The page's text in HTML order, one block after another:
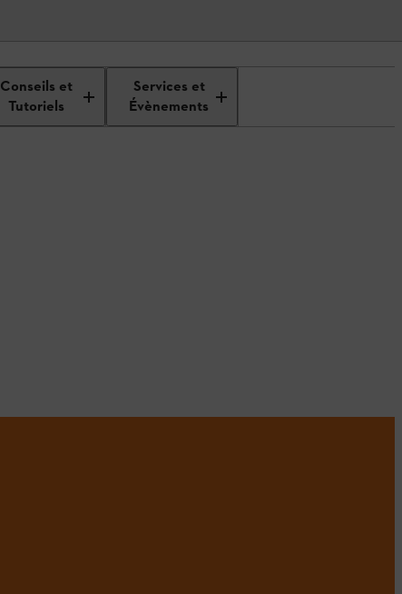
Conseils et
Tutoriels
Services et
Évènements